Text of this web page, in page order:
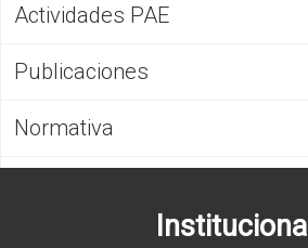
Documentos
CFP
Actividades PAE
Publicaciones
Normativa
Institucional